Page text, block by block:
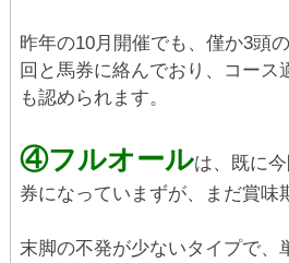
昨年の10月開催でも、僅か3頭
回と馬券に絡んでおり、コース
も認められます。
④フルオールは、既に
券になっていまずが、まだ賞味
末脚の不発が少ないタイプで、